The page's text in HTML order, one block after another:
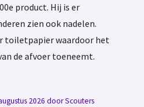
product. Hij is er
zien ook nadelen.
toiletpapier waardoor het
de afvoer toeneemt.
2026 door Scouters